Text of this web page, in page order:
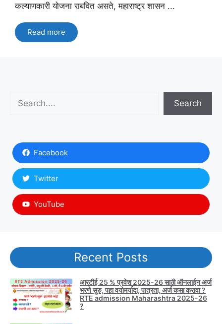
कल्याणकारी योजना राबवित असते, महाराष्ट्र शासन ...
Read more
Search
Facebook
Twitter
YouTube
Recent Posts
आरटीई 25 % प्रवेश 2025-26 साठी ऑनलाईन अर्ज
भरणे सुरु, पहा वयोमर्यादा, पात्रता, अर्ज कसा करावा ?
RTE admission Maharashtra 2025-26
?